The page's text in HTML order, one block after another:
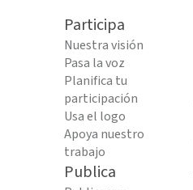
Participa
Nuestra visión
Pasa la voz
Planifica tu
participación
Usa el logo
Apoya nuestro
trabajo
Publica